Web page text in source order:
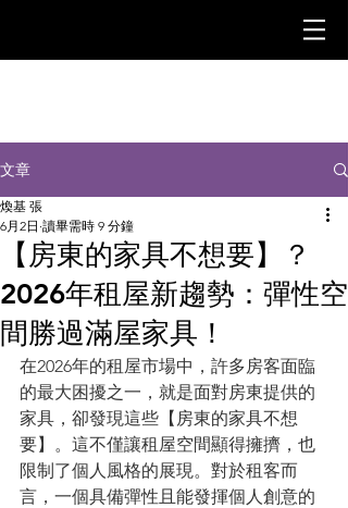
文章
【房東的家具不想要】？
2026年租屋新趨勢：彈性空
間勝過滿屋家具！
煥基 張
6月2日 讀畢需時 9 分鐘
在2026年的租屋市場中，許多房客面臨
的最大困擾之一，就是面對房東提供的
家具，卻發現這些【房東的家具不想
要】。這不僅讓租屋空間顯得擁擠，也
限制了個人風格的展現。對於租客而
言，一個具備彈性且能發揮個人創意的